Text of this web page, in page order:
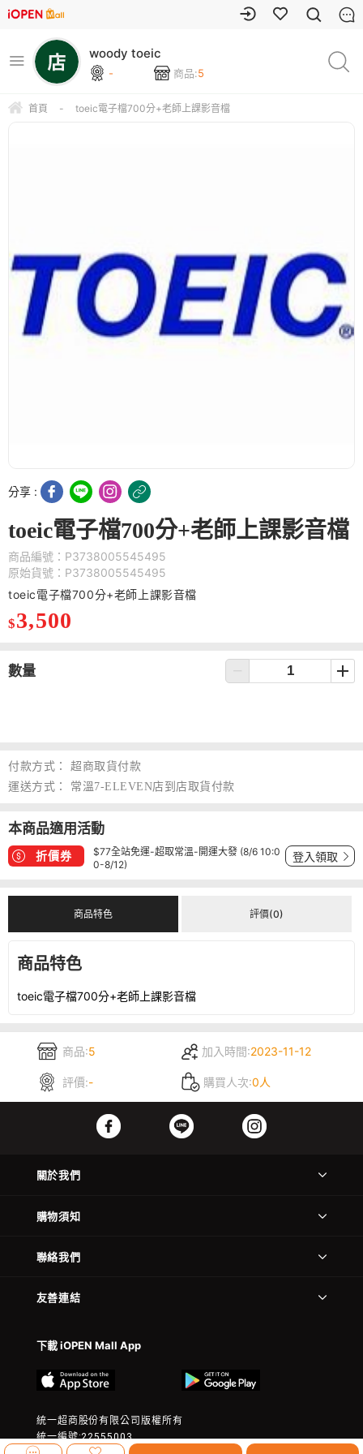
woody toeic
- 商品:5
首頁 - toeic電子檔700分+老師上課影音檔
分享 :
toeic電子檔700分+老師上課影音檔
商品編號：P3738005545495
原始貨號：P3738005545495
toeic電子檔700分+老師上課影音檔
$3,500
數量
付款方式：
超商取貨付款
運送方式：
常溫7-ELEVEN店到店取貨付款
本商品適用活動
折價券
$77全站免運-超取常溫-開運大發 (8/6 10:0
0-8/12)
登入領取
商品特色 評價(0)
商品特色
toeic電子檔700分+老師上課影音檔
商品:5 加入時間:2023-11-12
評價:- 購買人次:0人
關於我們
購物須知
聯絡我們
友善連結
下載 iOPEN Mall App
統一超商股份有限公司版權所有
統一編號:22555003